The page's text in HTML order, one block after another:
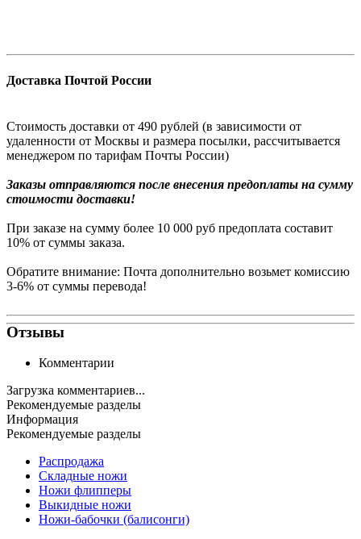
Доставка Почтой России
Стоимость доставки от 490 рублей (в зависимости от
удаленности от Москвы и размера посылки, рассчитывается
менеджером по тарифам Почты России)
Заказы отправляются после внесения предоплаты на сумму
стоимости доставки!
При заказе на сумму более 10 000 руб предоплата составит
10% от суммы заказа.
Обратите внимание: Почта дополнительно возьмет комиссию
3-6% от суммы перевода!
Отзывы
Комментарии
Загрузка комментариев...
Рекомендуемые разделы
Информация
Рекомендуемые разделы
Распродажа
Складные ножи
Ножи флипперы
Выкидные ножи
Ножи-бабочки (балисонги)